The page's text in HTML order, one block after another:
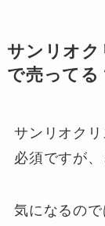
サンリオク
で売ってる
サンリオク
必須ですが
気になるの